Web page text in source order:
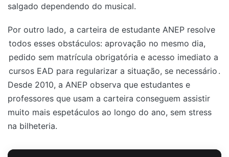
salgado dependendo do musical.
Por outro lado, a carteira de estudante ANEP resolve
todos esses obstáculos: aprovação no mesmo dia,
pedido sem matrícula obrigatória e acesso imediato a
cursos EAD para regularizar a situação, se necessário .
Desde 2010, a ANEP observa que estudantes e
professores que usam a carteira conseguem assistir
muito mais espetáculos ao longo do ano, sem stress
na bilheteria.